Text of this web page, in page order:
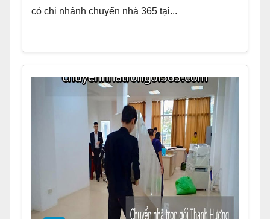
có chi nhánh chuyển nhà 365 tại...